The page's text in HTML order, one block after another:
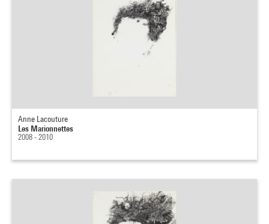
Anne Lacouture
Les Marionnettes
2008 - 2010